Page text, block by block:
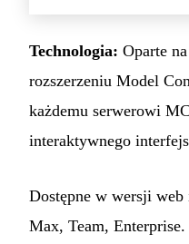
Technologia: Oparte
rozszerzeniu Model
każdemu serwerowi
interaktywnego
Dostępne w wersji
Max, Team,